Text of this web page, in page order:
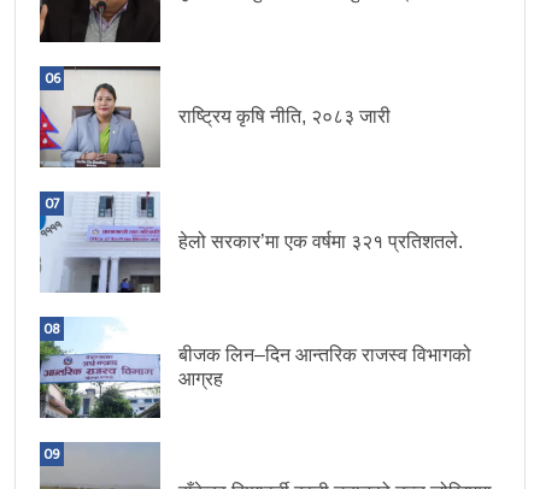
06
राष्ट्रिय कृषि नीति, २०८३ जारी
07
हेलो सरकार’मा एक वर्षमा ३२१ प्रतिशतले.
08
बीजक लिन–दिन आन्तरिक राजस्व विभागको
आग्रह
09